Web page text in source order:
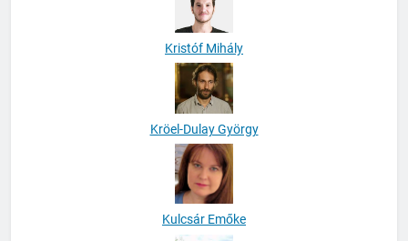
Kristóf Mihály
Kröel-Dulay György
Kulcsár Emőke